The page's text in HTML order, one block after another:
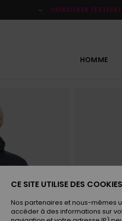
QUIKSILVER FESTIVAL
HOMME
CE SITE UTILISE DES COOKIES
Nos partenaires et nous-mêmes
accéder à des informations sur